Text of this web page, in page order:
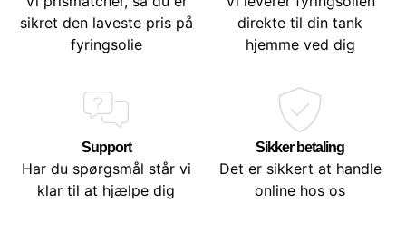
sikret den laveste pris på
fyringsolie
direkte til din tank
hjemme ved dig
Support
Har du spørgsmål står vi
klar til at hjælpe dig
Sikker betaling
Det er sikkert at handle
online hos os